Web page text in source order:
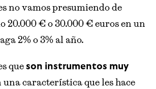
no vamos presumiendo de
20.000 € o 30.000 € euros en un
2% o 3% al año.
que son instrumentos muy
característica que les hace